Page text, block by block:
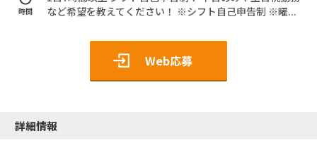
時間
など希望を教えてください！ ※シフト自己申告制 ※曜...
Web応募
詳細情報